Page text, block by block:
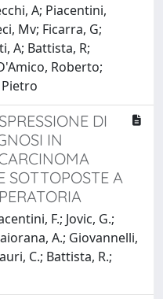
A; Piacentini,
Mv; Ficarra, G;
A; Battista, R;
Roberto;
DI
IN
SOTTOPOSTE A
F.; Jovic, G.;
A.; Giovannelli,
C.; Battista, R.;